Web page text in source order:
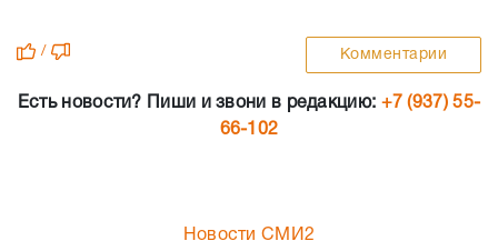
/ Комментарии
Есть новости? Пиши и звони в редакцию: +7 (937) 55-
66-102
Новости СМИ2